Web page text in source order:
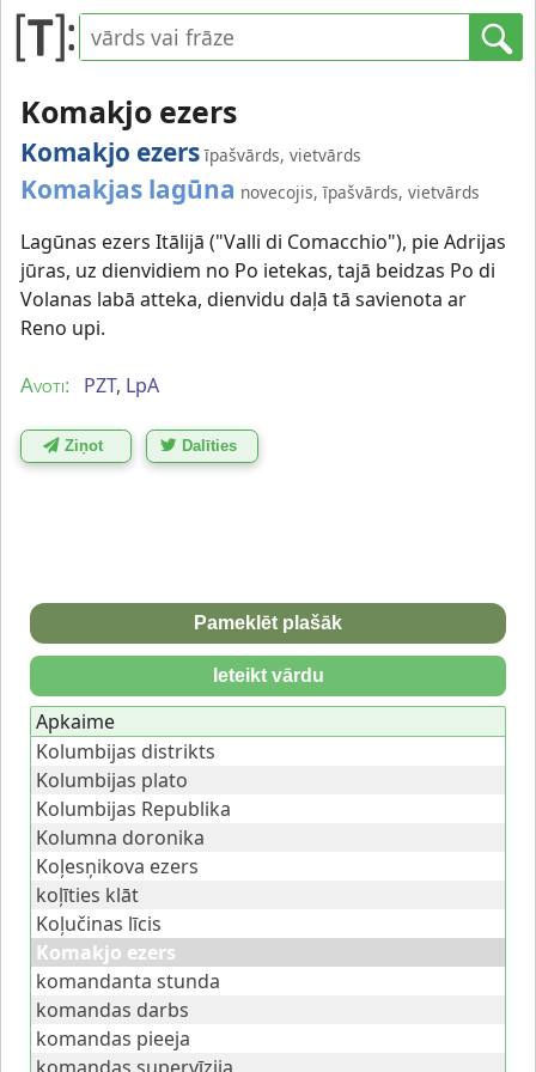
Komakjo ezers
Komakjo ezers īpašvārds, vietvārds
Komakjas lagūna novecojis, īpašvārds, vietvārds
Lagūnas ezers Itālijā ("Valli di Comacchio"), pie Adrijas
jūras, uz dienvidiem no Po ietekas, tajā beidzas Po di
Volanas labā atteka, dienvidu daļā tā savienota ar
Reno upi.
Avoti: PZT, LpA
Ziņot Dalīties
Pameklēt plašāk
Ieteikt vārdu
Apkaime
Kolumbijas distrikts
Kolumbijas plato
Kolumbijas Republika
Kolumna doronika
Koļesņikova ezers
koļīties klāt
Koļučinas līcis
Komakjo ezers
komandanta stunda
komandas darbs
komandas pieeja